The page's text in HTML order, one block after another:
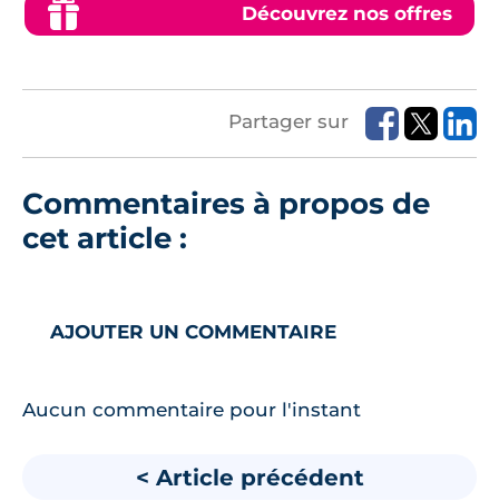
Découvrez nos offres
Partager sur
Commentaires à propos de
cet article :
AJOUTER UN COMMENTAIRE
Aucun commentaire pour l'instant
< Article précédent